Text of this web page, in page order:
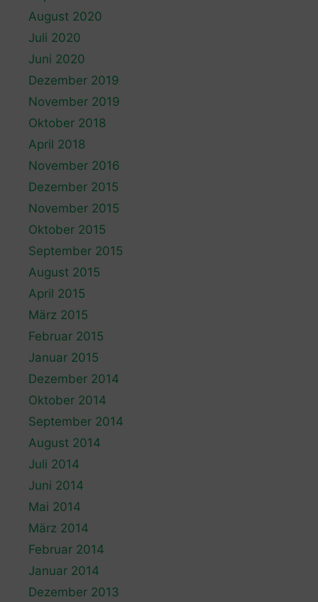
August 2020
Juli 2020
Juni 2020
Dezember 2019
November 2019
Oktober 2018
April 2018
November 2016
Dezember 2015
November 2015
Oktober 2015
September 2015
August 2015
April 2015
März 2015
Februar 2015
Januar 2015
Dezember 2014
Oktober 2014
September 2014
August 2014
Juli 2014
Juni 2014
Mai 2014
März 2014
Februar 2014
Januar 2014
Dezember 2013